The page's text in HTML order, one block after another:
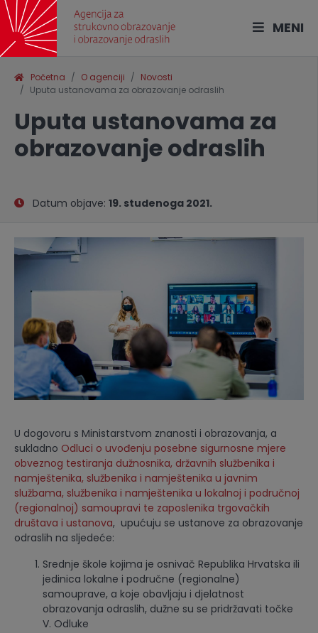
MENI
Početna O agenciji
Novosti
Uputa ustanovama za obrazovanje odraslih
Uputa ustanovama za
obrazovanje odraslih
Datum objave: 19. studenoga 2021.
U dogovoru s Ministarstvom znanosti i obrazovanja, a
sukladno Odluci o uvođenju posebne sigurnosne mjere
obveznog testiranja dužnosnika, državnih službenika i
namještenika, službenika i namještenika u javnim
službama, službenika i namještenika u lokalnoj i područnoj
(regionalnoj) samoupravi te zaposlenika trgovačkih
društava i ustanova, upućuju se ustanove za obrazovanje
odraslih na sljedeće:
Srednje škole kojima je osnivač Republika Hrvatska ili
jedinica lokalne i područne (regionalne)
samouprave, a koje obavljaju i djelatnost
obrazovanja odraslih, dužne su se pridržavati točke
V. Odluke